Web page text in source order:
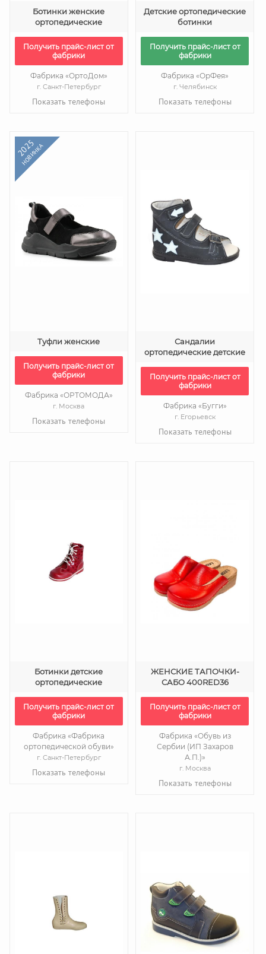
Ботинки женские
ортопедические
Получить прайс-лист от
фабрики
Фабрика «ОртоДом»
г. Санкт-Петербург
Показать телефоны
Детские ортопедические
ботинки
Получить прайс-лист от
фабрики
Фабрика «ОрФея»
г. Челябинск
Показать телефоны
2025
НОВИНКА
Туфли женские
Получить прайс-лист от
фабрики
Фабрика «ОРТОМОДА»
г. Москва
Показать телефоны
Сандалии
ортопедические детские
Получить прайс-лист от
фабрики
Фабрика «Бугги»
г. Егорьевск
Показать телефоны
Ботинки детские
ортопедические
Получить прайс-лист от
фабрики
Фабрика «Фабрика
ортопедической обуви»
г. Санкт-Петербург
Показать телефоны
ЖЕНСКИЕ ТАПОЧКИ-
САБО 400RED36
Получить прайс-лист от
фабрики
Фабрика «Обувь из
Сербии (ИП Захаров
А.П.)»
г. Москва
Показать телефоны